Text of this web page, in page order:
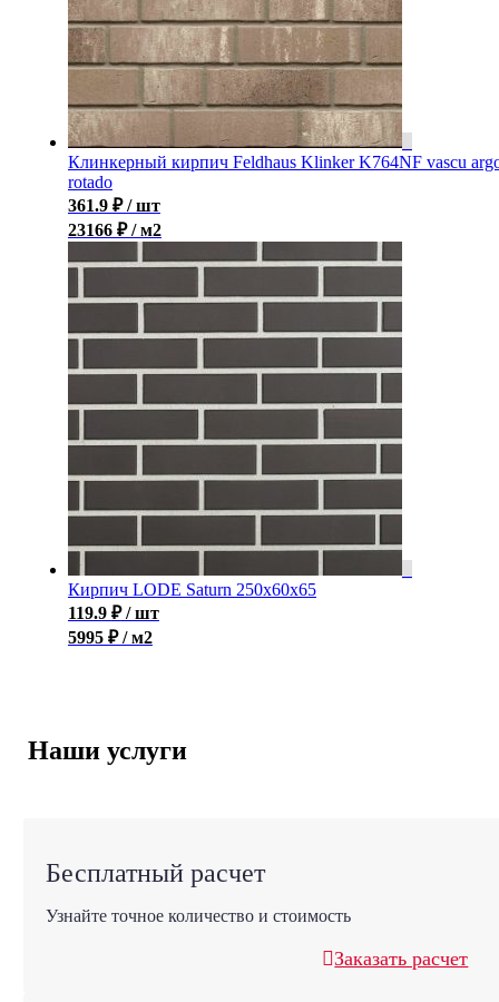
Клинкерный кирпич Feldhaus Klinker K764NF vascu
rotado
361.9 ₽ / шт
23166 ₽ / м2
Кирпич LODE Saturn 250x60x65
119.9 ₽ / шт
5995 ₽ / м2
Наши услуги
Бесплатный расчет
Узнайте точное количество и стоимость
Заказать расчет